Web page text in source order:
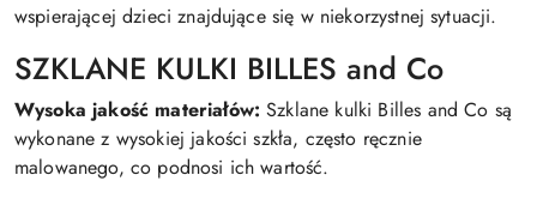
wspierającej dzieci znajdujące się w niekorzystnej sytuacji.
SZKLANE KULKI BILLES and Co
Wysoka jakość materiałów: Szklane kulki Billes and Co są
wykonane z wysokiej jakości szkła, często ręcznie
malowanego, co podnosi ich wartość.